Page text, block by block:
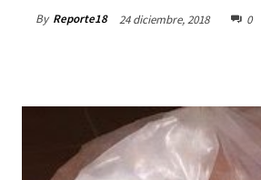
By Reporte18 24 diciembre, 2018 0